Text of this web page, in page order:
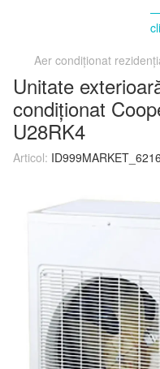
Aer condiționat
Unitate
condiționat
U28RK4
Articol: